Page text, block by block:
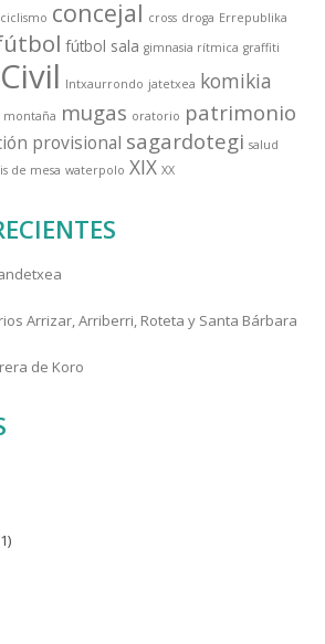
ciclismo concejal cross droga Errepublika
fútbol sala gimnasia rítmica graffiti
Intxaurrondo jatetxea komikia
montaña mugas oratorio patrimonio
provisional sagardotegi salud
de mesa waterpolo XIX XX
Arrizar, Arriberri, Roteta y Santa Bárbara
de Koro